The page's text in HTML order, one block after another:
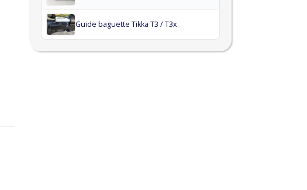
Guide baguette Tikka T3 / T3x